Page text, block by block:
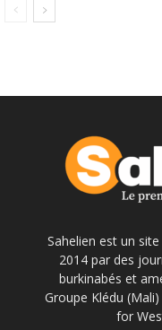
Sahelien est un
2014 par des
burkinabés et
Groupe Klédu
for